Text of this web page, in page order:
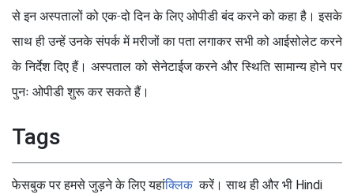
से इन अस्पतालों को एक-दो दिन के लिए ओपीडी बंद करने को कहा है। इसके
साथ ही उन्हें उनके संपर्क में मरीजों का पता लगाकर सभी को आईसोलेट करने
के निर्देश दिए हैं। अस्पताल को सेनेटाईज करने और स्थिति सामान्य होने पर
पुनः ओपीडी शुरू कर सकते हैं।
Tags
फेसबुक पर हमसे जुड़ने के लिए यहांक्लिककरें। साथ ही और भी Hindi